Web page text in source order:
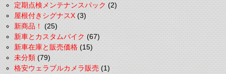
定期点検メンテナンスパック(2)
屋根付きシグナスX(3)
新商品！(25)
新車とカスタムバイク(67)
新車在庫と販売価格(15)
未分類(79)
格安ウェラブルカメラ販売(1)